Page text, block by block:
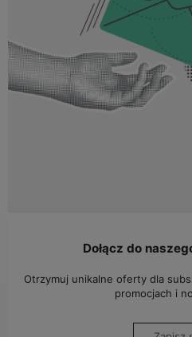
Dołącz do
Otrzymuj unikalne oferty dla
promocjach i